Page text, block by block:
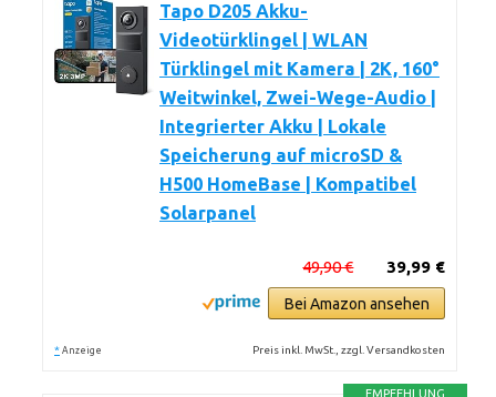
Tapo D205 Akku-
Videotürklingel | WLAN
Türklingel mit Kamera | 2K, 160°
Weitwinkel, Zwei-Wege-Audio |
Integrierter Akku | Lokale
Speicherung auf microSD &
H500 HomeBase | Kompatibel
Solarpanel
39,99 €
49,90 €
Bei Amazon ansehen
* Anzeige Preis inkl. MwSt., zzgl. Versandkosten
EMPFEHLUNG